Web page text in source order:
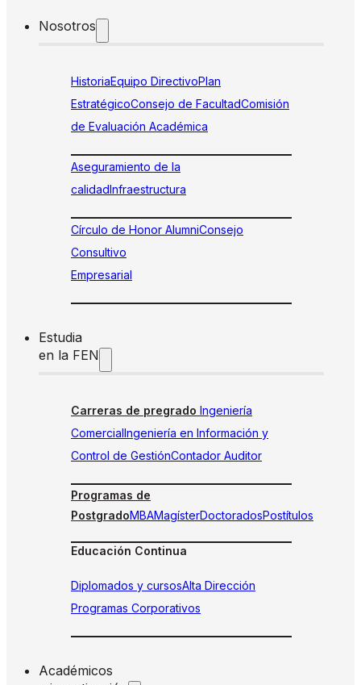
Nosotros
HistoriaEquipo DirectivoPlan
EstratégicoConsejo de FacultadComisión
de Evaluación Académica
Aseguramiento de la
calidadInfraestructura
Círculo de Honor AlumniConsejo
Consultivo
Empresarial
Estudia
en la FEN
Carreras de pregrado Ingeniería
ComercialIngeniería en Información y
Control de GestiónContador Auditor
Programas de
PostgradoMBAMagísterDoctoradosPostítulos
Educación Continua
Diplomados y cursosAlta Dirección
Programas Corporativos
Académicos